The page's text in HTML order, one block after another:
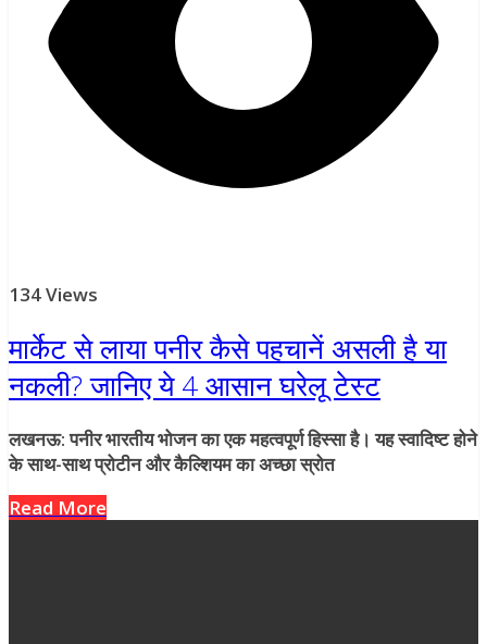
134 Views
मार्केट से लाया पनीर कैसे पहचानें असली है या
नकली? जानिए ये 4 आसान घरेलू टेस्ट
लखनऊ: पनीर भारतीय भोजन का एक महत्वपूर्ण हिस्सा है। यह स्वादिष्ट होने
के साथ-साथ प्रोटीन और कैल्शियम का अच्छा स्रोत
Read More